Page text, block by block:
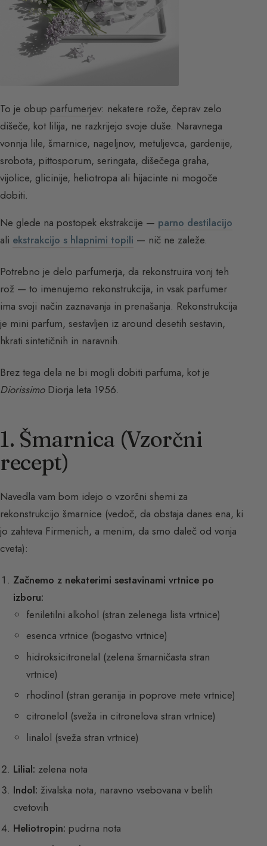
To je obup parfumerjev: nekatere rože, čeprav zelo
dišeče, kot lilija, ne razkrijejo svoje duše. Naravnega
vonnja lile, šmarnice, nageljnov, metuljevca, gardenije,
srobota, pittosporum, seringata, dišečega graha,
vijolice, glicinije, heliotropa ali hijacinte ni mogoče
dobiti.
Ne glede na postopek ekstrakcije — parno destilacijo
ali ekstrakcijo s hlapnimi topili — nič ne zaleže.
Potrebno je delo parfumerja, da rekonstruira vonj teh
rož — to imenujemo rekonstrukcija, in vsak parfumer
ima svoji način zaznavanja in prenašanja. Rekonstrukcija
je mini parfum, sestavljen iz around desetih sestavin,
hkrati sintetičnih in naravnih.
Brez tega dela ne bi mogli dobiti parfuma, kot je
DiorissimoDiorja leta 1956.
1. Šmarnica (Vzorčni
recept)
Navedla vam bom idejo o vzorčni shemi za
rekonstrukcijo šmarnice (vedoč, da obstaja danes ena, ki
jo zahteva Firmenich, a menim, da smo daleč od vonja
cveta):
Začnemo z nekaterimi sestavinami vrtnice po
izboru:
feniletilni alkohol (stran zelenega lista vrtnice)
esenca vrtnice (bogastvo vrtnice)
hidroksicitronelal (zelena šmarničasta stran
vrtnice)
rhodinol (stran geranija in poprove mete vrtnice)
citronelol (sveža in citronelova stran vrtnice)
linalol (sveža stran vrtnice)
Lilial: zelena nota
Indol: živalska nota, naravno vsebovana v belih
cvetovih
Heliotropin: pudrna nota